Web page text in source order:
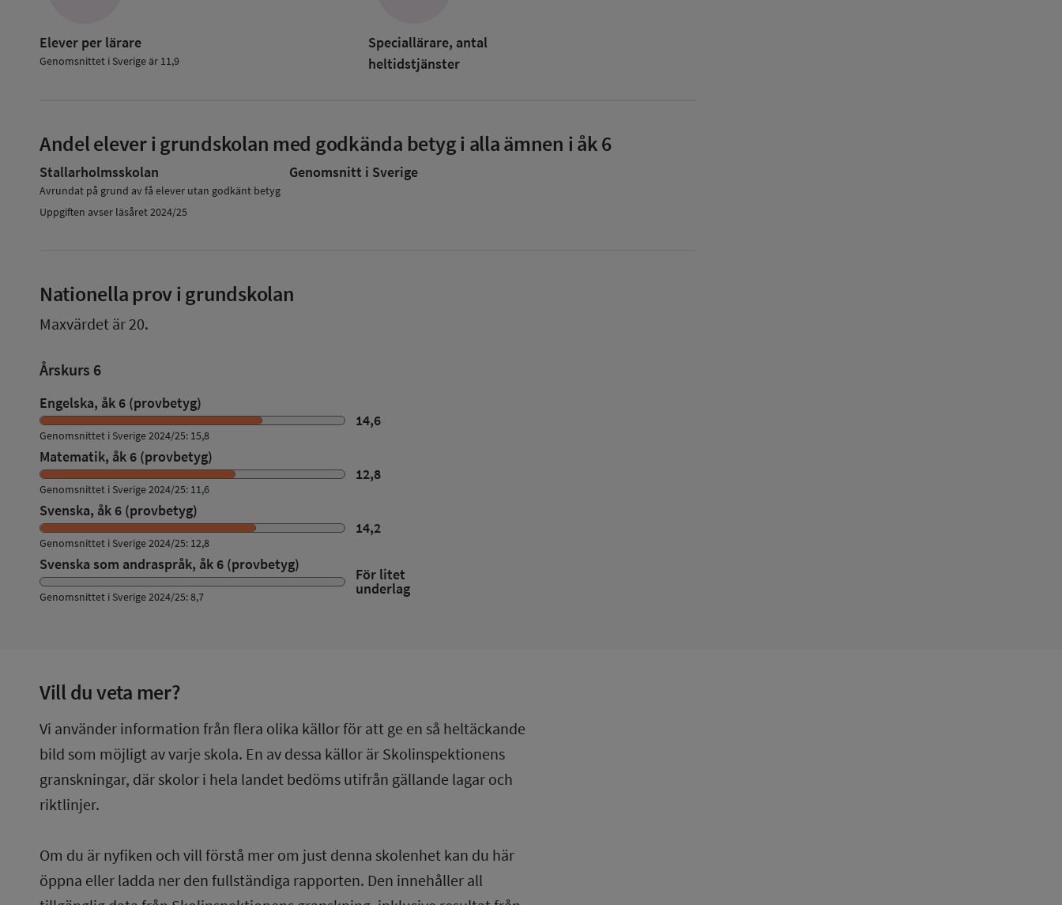
Elever per lärare
Genomsnittet i Sverige är 11,9
Speciallärare, antal
heltidstjänster
Andel elever i grundskolan med godkända betyg i alla ämnen i åk 6
Stallarholmsskolan
Avrundat på grund av få elever utan godkänt betyg
Genomsnitt i Sverige
Uppgiften avser läsåret 2024/25
Nationella prov i grundskolan
Maxvärdet är 20.
Årskurs 6
Engelska, åk 6 (provbetyg)
14,6
Genomsnittet i Sverige 2024/25: 15,8
Matematik, åk 6 (provbetyg)
12,8
Genomsnittet i Sverige 2024/25: 11,6
Svenska, åk 6 (provbetyg)
14,2
Genomsnittet i Sverige 2024/25: 12,8
Svenska som andraspråk, åk 6 (provbetyg)
För litet
underlag
Genomsnittet i Sverige 2024/25: 8,7
Vill du veta mer?
Vi använder information från flera olika källor för att ge en så heltäckande
bild som möjligt av varje skola. En av dessa källor är Skolinspektionens
granskningar, där skolor i hela landet bedöms utifrån gällande lagar och
riktlinjer.
Om du är nyfiken och vill förstå mer om just denna skolenhet kan du här
öppna eller ladda ner den fullständiga rapporten. Den innehåller all